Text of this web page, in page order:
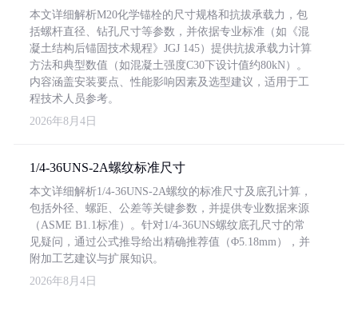
本文详细解析M20化学锚栓的尺寸规格和抗拔承载力，包
括螺杆直径、钻孔尺寸等参数，并依据专业标准（如《混
凝土结构后锚固技术规程》JGJ 145）提供抗拔承载力计算
方法和典型数值（如混凝土强度C30下设计值约80kN）。
内容涵盖安装要点、性能影响因素及选型建议，适用于工
程技术人员参考。
2026年8月4日
1/4-36UNS-2A螺纹标准尺寸
本文详细解析1/4-36UNS-2A螺纹的标准尺寸及底孔计算，
包括外径、螺距、公差等关键参数，并提供专业数据来源
（ASME B1.1标准）。针对1/4-36UNS螺纹底孔尺寸的常
见疑问，通过公式推导给出精确推荐值（Φ5.18mm），并
附加工艺建议与扩展知识。
2026年8月4日